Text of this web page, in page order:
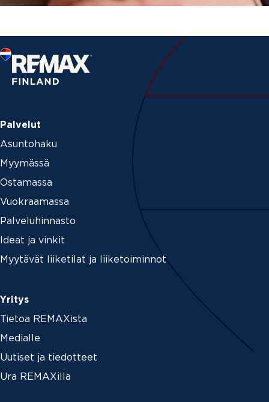
Palvelut
Asuntohaku
Myymässä
Ostamassa
Vuokraamassa
Palveluhinnasto
Ideat ja vinkit
Myytävät liiketilat ja liiketoiminnot
Yritys
Tietoa REMAXista
Medialle
Uutiset ja tiedotteet
Ura REMAXilla